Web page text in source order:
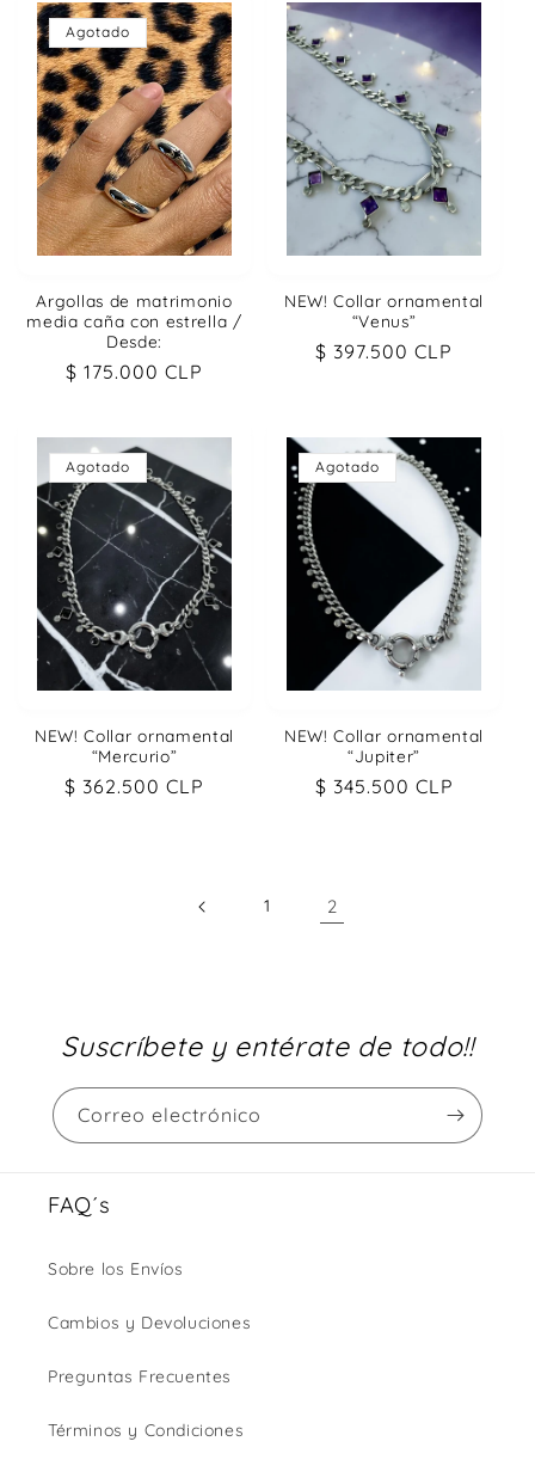
Agotado
Argollas de matrimonio
media caña con estrella /
Desde:
Precio
$ 175.000 CLP
NEW! Collar ornamental
“Venus”
Precio
$ 397.500 CLP
Agotado
NEW! Collar ornamental
“Mercurio”
Precio
$ 362.500 CLP
Agotado
NEW! Collar ornamental
“Jupiter”
Precio
$ 345.500 CLP
1 2
Suscríbete y entérate de todo!!
Correo electrónico
FAQ´s
Sobre los Envíos
Cambios y Devoluciones
Preguntas Frecuentes
Términos y Condiciones